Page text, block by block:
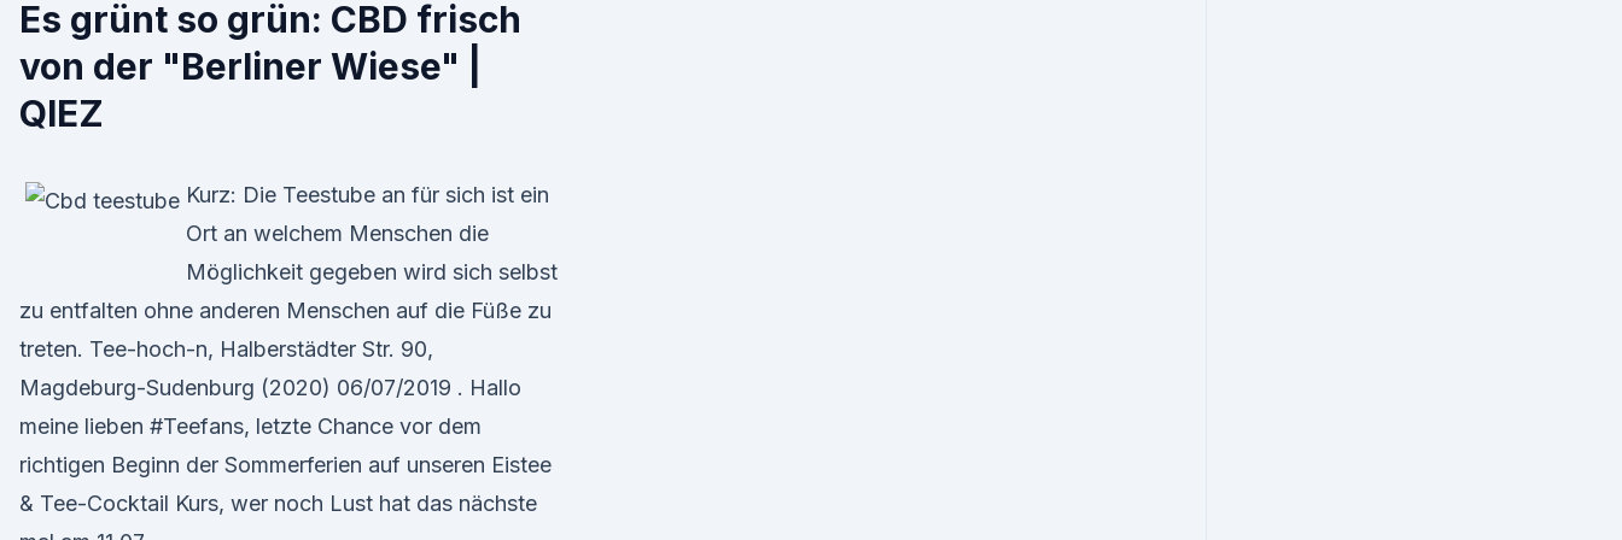
Es grünt so grün: CBD frisch
von der "Berliner Wiese" |
QIEZ
Kurz: Die Teestube an für sich ist ein
Ort an welchem Menschen die
Möglichkeit gegeben wird sich selbst
zu entfalten ohne anderen Menschen auf die Füße zu
treten. Tee-hoch-n, Halberstädter Str. 90,
Magdeburg-Sudenburg (2020) 06/07/2019 . Hallo
meine lieben #Teefans, letzte Chance vor dem
richtigen Beginn der Sommerferien auf unseren Eistee
& Tee-Cocktail Kurs, wer noch Lust hat das nächste